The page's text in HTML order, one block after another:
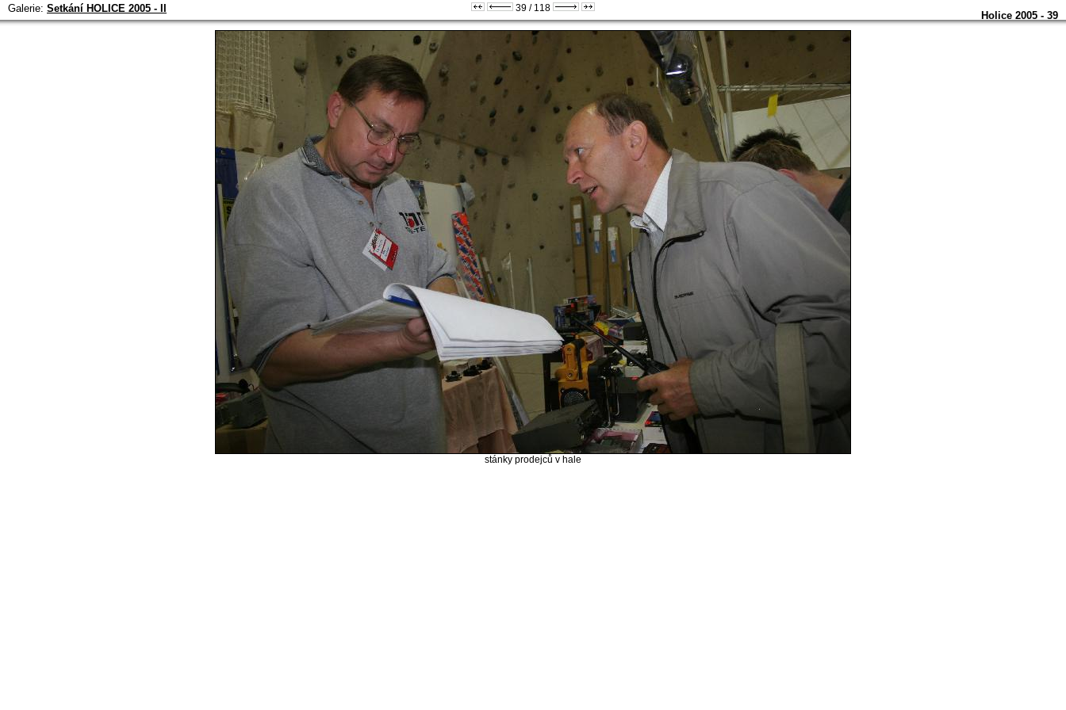
Holice 2005 - 39
Galerie: Setkání HOLICE 2005 - II 39 / 118
stánky prodejců v hale